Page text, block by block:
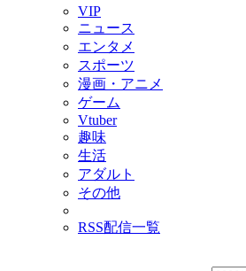
VIP
ニュース
エンタメ
スポーツ
漫画・アニメ
ゲーム
Vtuber
趣味
生活
アダルト
その他
RSS配信一覧